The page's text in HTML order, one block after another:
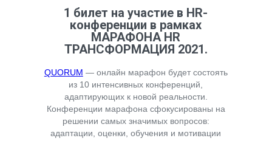
1 билет на участие в HR-
конференции в рамках
МАРАФОНА HR
ТРАНСФОРМАЦИЯ 2021.
QUORUM — онлайн марафон будет состоять
из 10 интенсивных конференций,
адаптирующих к новой реальности.
Конференции марафона сфокусированы на
решении самых значимых вопросов:
адаптации, оценки, обучения и мотивации